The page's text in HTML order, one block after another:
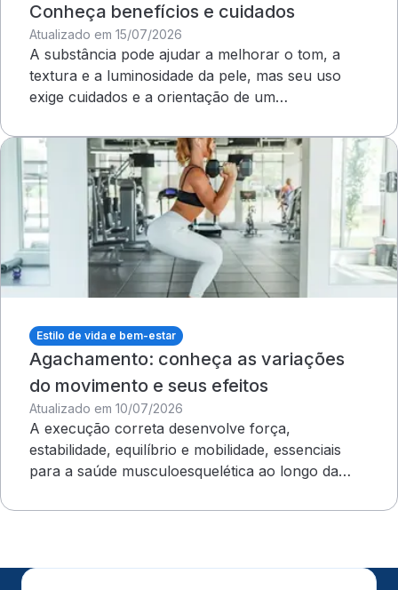
Conheça benefícios e cuidados
Atualizado em 15/07/2026
A substância pode ajudar a melhorar o tom, a
textura e a luminosidade da pele, mas seu uso
exige cuidados e a orientação de um
Estilo de vida e bem-estar
Agachamento: conheça as variações
do movimento e seus efeitos
Atualizado em 10/07/2026
A execução correta desenvolve força,
estabilidade, equilíbrio e mobilidade, essenciais
para a saúde musculoesquelética ao longo da